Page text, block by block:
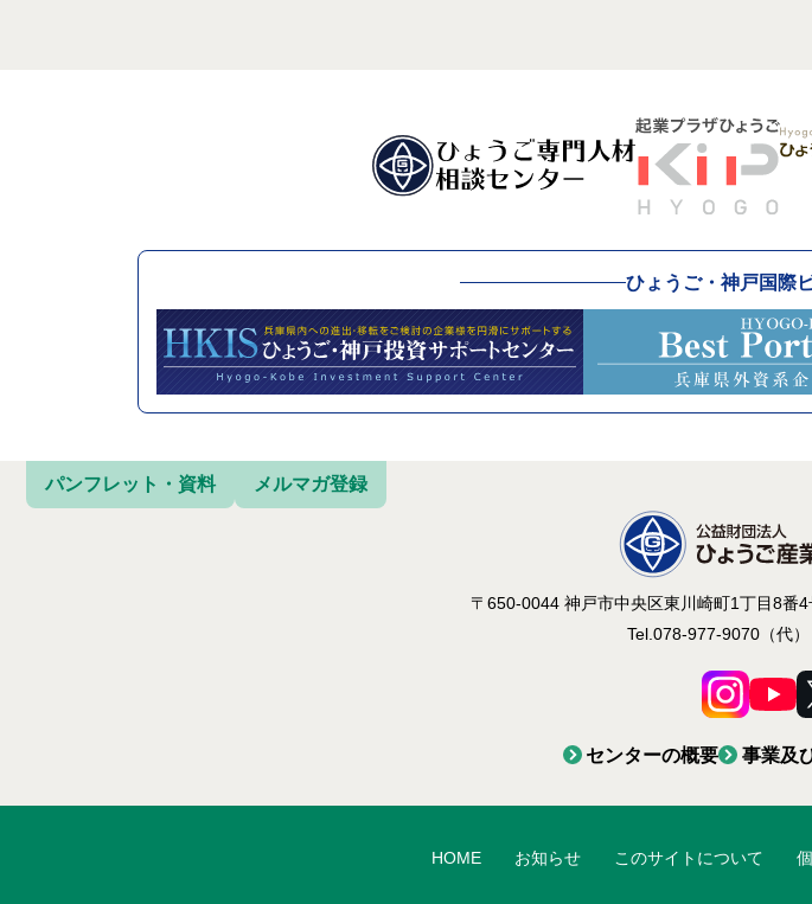
ひょうご・神戸国際
パンフレット・資料 メルマガ登録
〒650-0044 神戸市中央区東川崎町1丁目8番4
Tel.078-977-9070（代）
センターの概要 事業及
HOME お知らせ このサイトについて